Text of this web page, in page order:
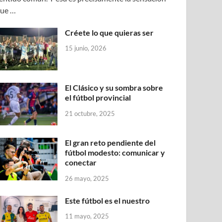
…
Créete lo que quieras ser
15 junio, 2026
El Clásico y su sombra sobre
el fútbol provincial
21 octubre, 2025
El gran reto pendiente del
fútbol modesto: comunicar y
conectar
26 mayo, 2025
Este fútbol es el nuestro
11 mayo, 2025